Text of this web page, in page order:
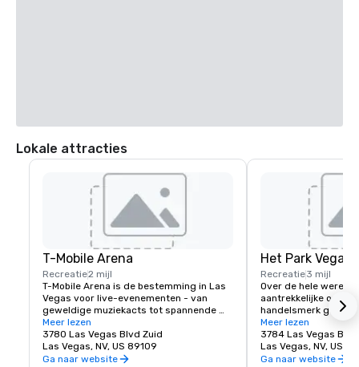
Lokale attracties
T-Mobile Arena
Recreatie2 mijl
T-Mobile Arena is de bestemming in Las
Vegas voor live-evenementen - van
geweldige muziekacts tot spannende
sportevenementen - en zet een nieuwe
standaard voor wat entertainment
betekent in de stad die het beste doet. In
de T-Mobile Arena met 20.000
Meer lezen
3780 Las Vegas Blvd Zuid
Las Vegas, NV, US 89109
Ga naar website
Het Park Vegas
Recreatie3 mijl
Over de hele wereld
aantrekkelijke
handelsmerk
steden en Las
uitzondering. MGM
traditionele
opnieuw
Meer lezen
3784 Las Vegas
Las Vegas, NV, US
Ga naar website